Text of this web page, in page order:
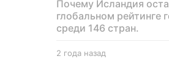
Почему Исландия
глобальном рейтинге
среди 146 стран.
2 года назад